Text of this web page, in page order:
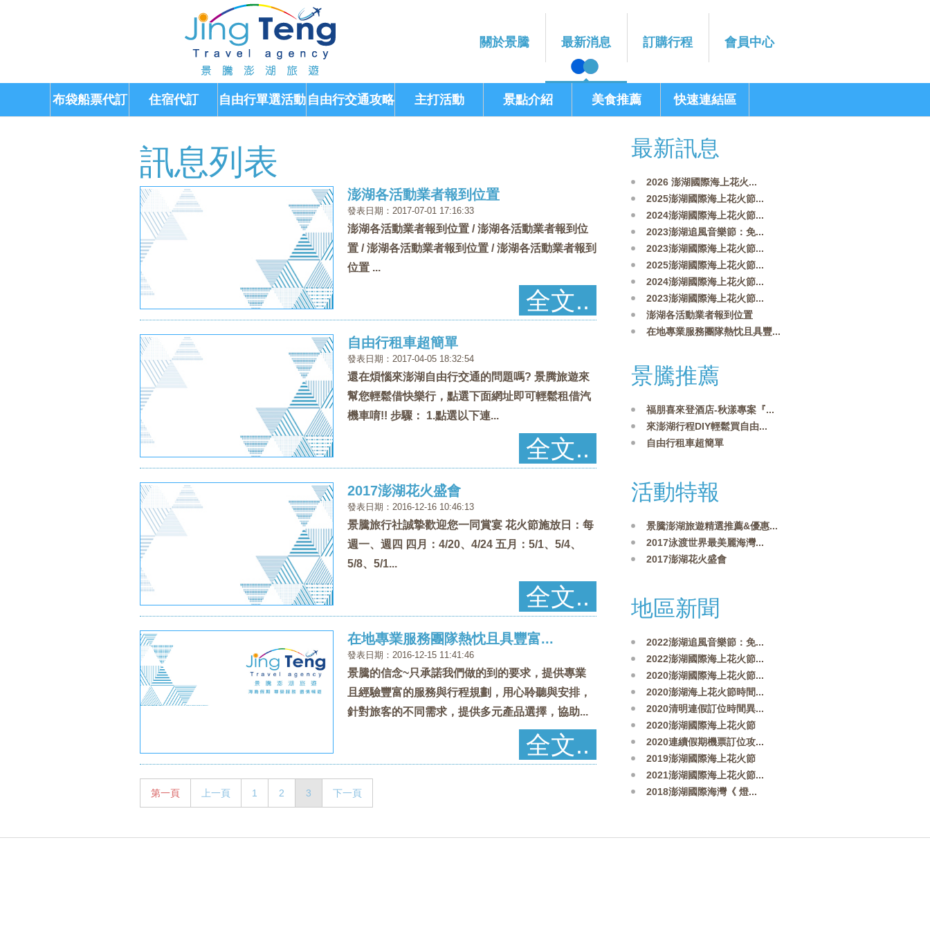
關於景騰 最新消息 訂購行程 會員中心
布袋船票代訂 住宿代訂 自由行單選活動 自由行交通攻略 主打活動 景點介紹 美食推薦 快速連結區
訊息列表
澎湖各活動業者報到位置
發表日期：2017-07-01 17:16:33
澎湖各活動業者報到位置 / 澎湖各活動業者報到位
置 / 澎湖各活動業者報到位置 / 澎湖各活動業者報到
位置 ...
全文..
自由行租車超簡單
發表日期：2017-04-05 18:32:54
還在煩惱來澎湖自由行交通的問題嗎? 景腾旅遊來
幫您輕鬆借快樂行，點選下面網址即可輕鬆租借汽
機車唷!! 步驟： 1.點選以下連...
全文..
2017澎湖花火盛會
發表日期：2016-12-16 10:46:13
景騰旅行社誠摯歡迎您一同賞宴 花火節施放日：每
週一、週四 四月：4/20、4/24 五月：5/1、5/4、
5/8、5/1...
全文..
在地專業服務團隊熱忱且具豐富...
發表日期：2016-12-15 11:41:46
景騰的信念~只承諾我們做的到的要求，提供專業
且經驗豐富的服務與行程規劃，用心聆聽與安排，
針對旅客的不同需求，提供多元產品選擇，協助...
全文..
第一頁 上一頁 1 2 3 下一頁
最新訊息
2026 澎湖國際海上花火...
2025澎湖國際海上花火節...
2024澎湖國際海上花火節...
2023澎湖追風音樂節：免...
2023澎湖國際海上花火節...
2025澎湖國際海上花火節...
2024澎湖國際海上花火節...
2023澎湖國際海上花火節...
澎湖各活動業者報到位置
在地專業服務團隊熱忱且具豐...
景騰推薦
福朋喜來登酒店-秋漾專案『...
來澎湖行程DIY輕鬆買自由...
自由行租車超簡單
活動特報
景騰澎湖旅遊精選推薦&優惠...
2017泳渡世界最美麗海灣...
2017澎湖花火盛會
地區新聞
2022澎湖追風音樂節：免...
2022澎湖國際海上花火節...
2020澎湖國際海上花火節...
2020澎湖海上花火節時間...
2020清明連假訂位時間異...
2020澎湖國際海上花火節
2020連續假期機票訂位攻...
2019澎湖國際海上花火節
2021澎湖國際海上花火節...
2018澎湖國際海灣《 燈...